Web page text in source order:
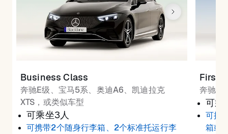
Business Class
奔驰E级、宝马5系、奥迪A6、凯迪拉克
XTS，或类似车型
可乘坐3人
可携带2个随身行李箱、2个标准托运行李
First
奔驰S
可乘
可携
箱或